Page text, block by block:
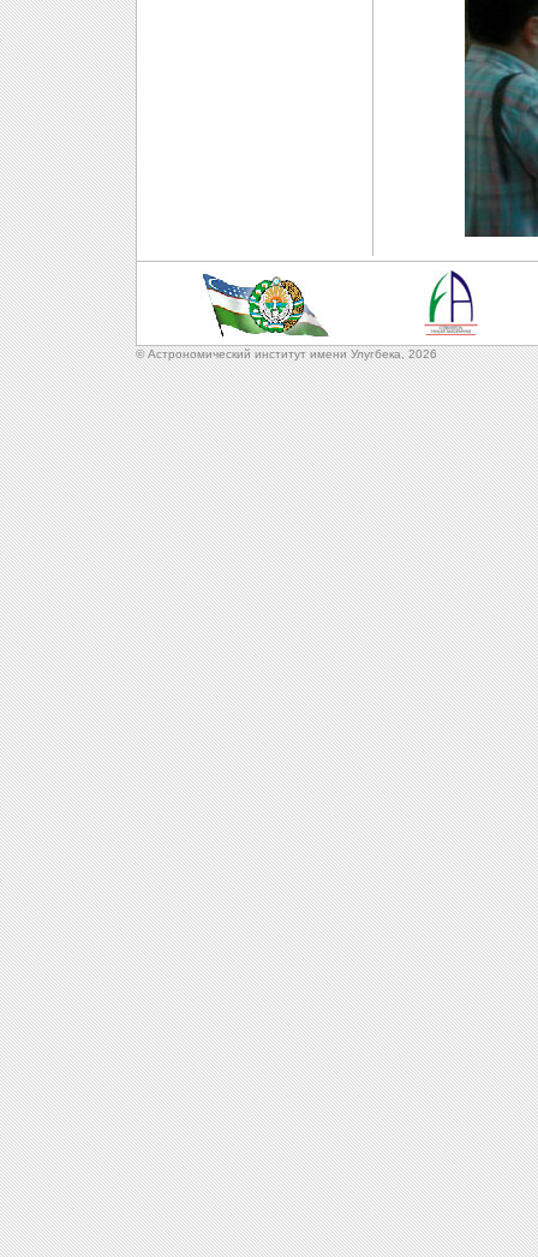
© Астрономический институт имени Улугбека,2026